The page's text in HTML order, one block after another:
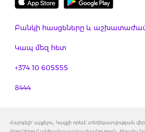
Բանկի հասցեները և
Կապ մեզ հետ
+374 10 605555
8444
Հարգելի' այցելու, Կայքի որեւէ տեղեկատվության